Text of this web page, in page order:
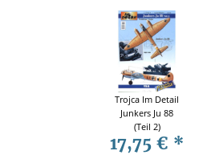
Trojca Im Detail
Junkers Ju 88
(Teil 2)
17,75 € *